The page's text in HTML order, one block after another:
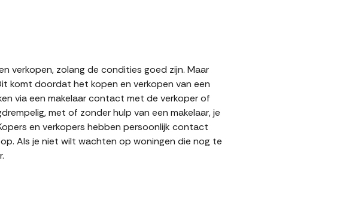
verkopen, zolang de condities goed zijn. Maar
komt doordat het kopen en verkopen van een
via een makelaar contact met de verkoper of
met of zonder hulp van een makelaar, je
en verkopers hebben persoonlijk contact
Als je niet wilt wachten op woningen die nog te